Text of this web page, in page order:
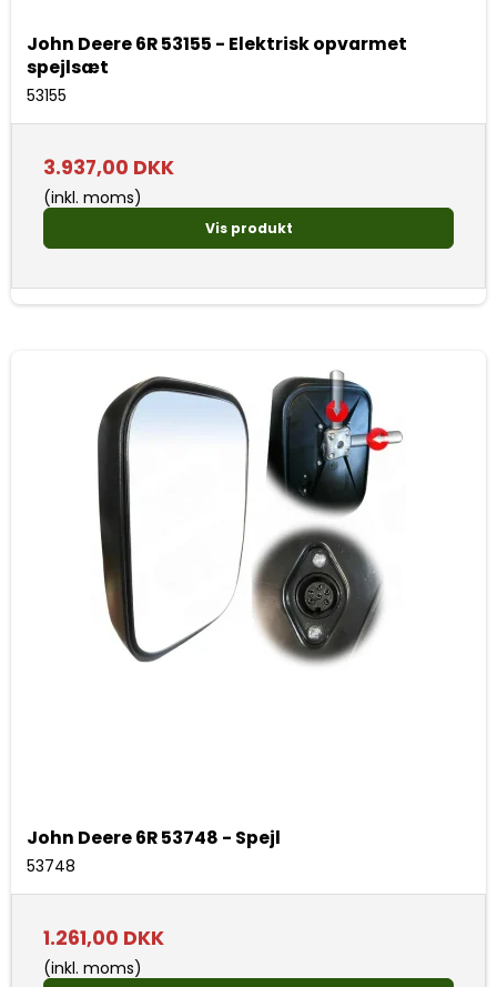
John Deere 6R 53155 - Elektrisk opvarmet
spejlsæt
53155
3.937,00 DKK
(inkl. moms)
Vis produkt
John Deere 6R 53748 - Spejl
53748
1.261,00 DKK
(inkl. moms)